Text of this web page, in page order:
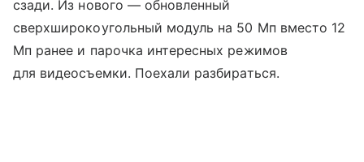
сзади. Из нового — обновленный
сверхширокоугольный модуль на 50 Мп вместо 12
Мп ранее и парочка интересных режимов
для видеосъемки. Поехали разбираться.